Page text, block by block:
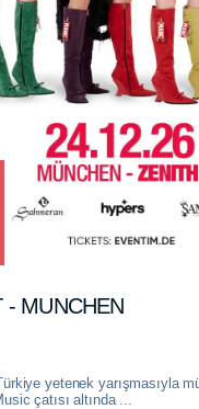
- MUNCHEN
yetenek yarışmasıyla
çatısı altında ...